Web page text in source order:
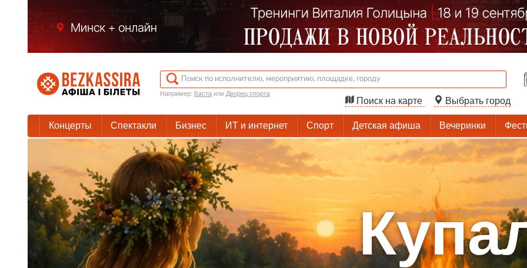
Например: Бастаили Дворец спорта
Поиск на карте Выбрать город
Концерты Спектакли Бизнес ИТ и интернет Спорт Детская афиша Вечеринки